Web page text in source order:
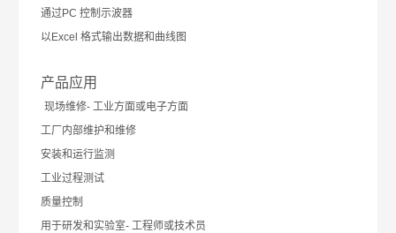
通过PC 控制示波器
以Excel 格式输出数据和曲线图
产品应用
现场维修-工业方面或电子方面
工厂内部维护和维修
安装和运行监测
工业过程测试
质量控制
用于研发和实验室- 工程师或技术员